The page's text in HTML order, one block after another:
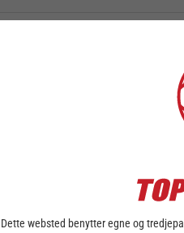
Dette websted benytter egne og